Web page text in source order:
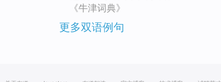
《牛津词典》
更多双语例句